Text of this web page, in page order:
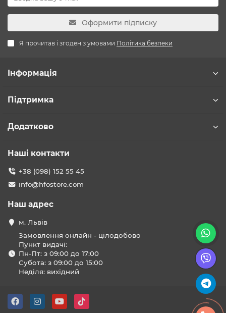
Оформити підписку
Я прочитав і згоден з умовами Політика безпеки
Інформація
Підтримка
Додатково
Наші контакти
+38 (098) 152 55 45
info@hfostore.com
Наш адрес
м. Львів
Замовлення онлайн - цілодобово
Пункт видачі:
Пн-Пт: з 09:00 до 17:00
Субота: з 09:00 до 15:00
Неділя: вихідний